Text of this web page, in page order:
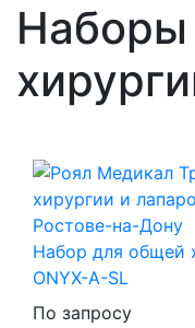
Набор для общей
ONYX-A-SL
По запросу